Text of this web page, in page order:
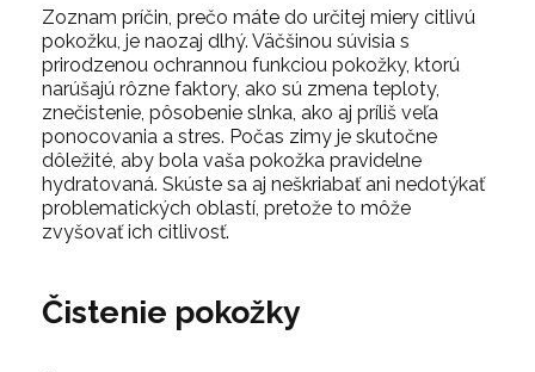
Zoznam príčin, prečo máte do určitej miery citlivú
pokožku, je naozaj dlhý. Väčšinou súvisia s
prirodzenou ochrannou funkciou pokožky, ktorú
narúšajú rôzne faktory, ako sú zmena teploty,
znečistenie, pôsobenie slnka, ako aj príliš veľa
ponocovania a stres. Počas zimy je skutočne
dôležité, aby bola vaša pokožka pravidelne
hydratovaná. Skúste sa aj neškriabať ani nedotýkať
problematických oblastí, pretože to môže
zvyšovať ich citlivosť.
Čistenie pokožky